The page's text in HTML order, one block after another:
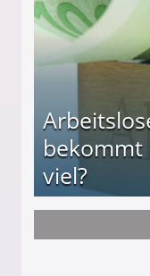
bekommt
viel?
und wie viel?